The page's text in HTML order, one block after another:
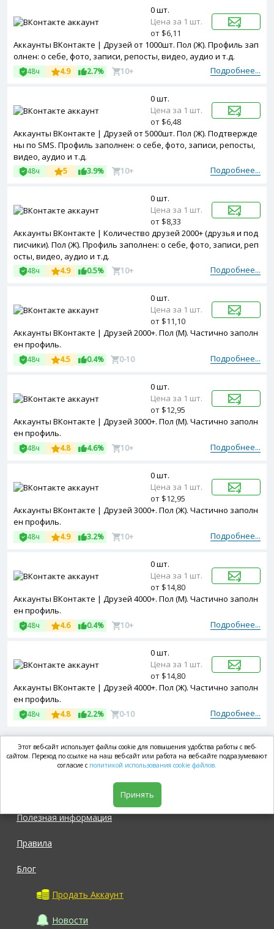
Аккаунты ВКонтакте | Друзей от 1000шт. Пол (Ж). Профиль зап
олнен: о себе, фото, записи, репосты, видео, аудио и т.д.
Подробнее...
48ч 4.9 2.7% 10+
0 шт.
Цена за 1 шт.
от $6,11
Аккаунты ВКонтакте | Друзей от 5000шт. Пол (Ж). Подтвержде
ны по SMS. Профиль заполнен: о себе, фото, записи, репосты,
видео, аудио и т.д.
Подробнее...
48ч 5 3.9% 10+
0 шт.
Цена за 1 шт.
от $6,48
Аккаунты ВКонтакте | Количество друзей 2000+ (друзья и под
писчики). Пол (Ж). Профиль заполнен: о себе, фото, записи, реп
осты, видео, аудио и т.д.
Подробнее...
48ч 4.9 0.5% 10+
0 шт.
Цена за 1 шт.
от $8,33
Аккаунты ВКонтакте | Друзей 2000+. Пол (М). Частично заполн
ен профиль.
Подробнее...
48ч 4.5 0.4% 0-10
0 шт.
Цена за 1 шт.
от $11,10
Аккаунты ВКонтакте | Друзей 3000+. Пол (М). Частично заполн
ен профиль.
Подробнее...
48ч 4.8 4.6% 10+
0 шт.
Цена за 1 шт.
от $12,95
Аккаунты ВКонтакте | Друзей 3000+. Пол (Ж). Частично заполн
ен профиль.
Подробнее...
48ч 4.9 3.2% 10+
0 шт.
Цена за 1 шт.
от $12,95
Аккаунты ВКонтакте | Друзей 4000+. Пол (М). Частично заполн
ен профиль.
Подробнее...
48ч 4.6 0.4% 10+
0 шт.
Цена за 1 шт.
от $14,80
Аккаунты ВКонтакте | Друзей 4000+. Пол (Ж). Частично заполн
ен профиль.
Подробнее...
48ч 4.8 2.2% 0-10
0 шт.
Цена за 1 шт.
от $14,80
market.com
Полезная информация
Правила
Блог
Продать Аккаунт
Новости
Этот веб-сайт использует файлы cookie для повышения удобства работы с веб-
сайтом. Переход по ссылке на наш веб-сайт или работа на веб-сайте подразумевают
согласие с политикой использования cookie файлов.
Принять